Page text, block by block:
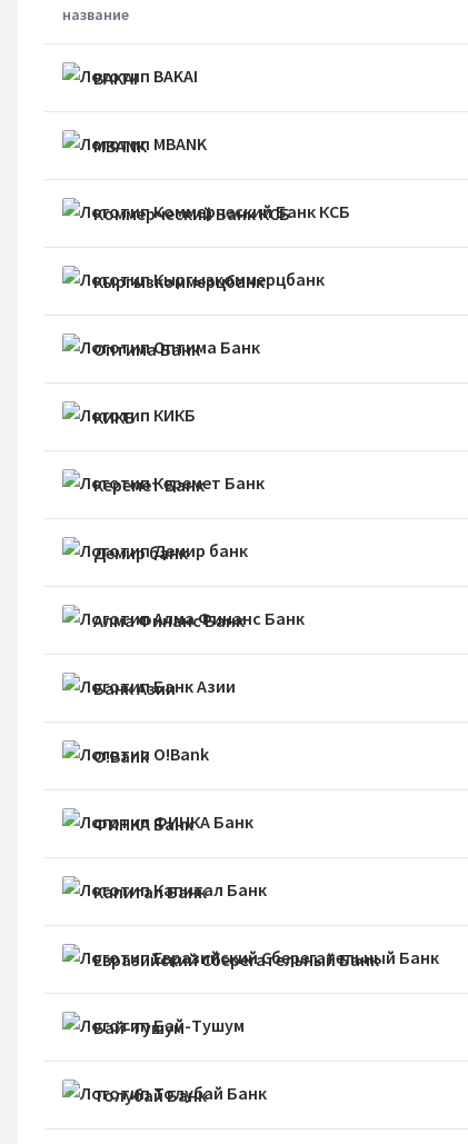
название
BAKAI
MBANK
Коммерческий Банк КСБ
Кыргызкоммерцбанк
Оптима Банк
КИКБ
Керемет Банк
Демир банк
Алма Финанс Банк
Банк Азии
O!Bank
ФИНКА Банк
Капитал Банк
Евразийский Сберегательный Банк
Бай-Тушум
Толубай Банк